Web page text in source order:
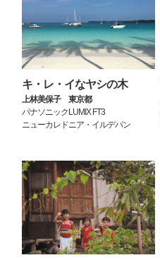
キ・レ・イなヤシの木
上林美保子 東京都
パナソニックLUMIX FT3
ニューカレドニア・イルデパン